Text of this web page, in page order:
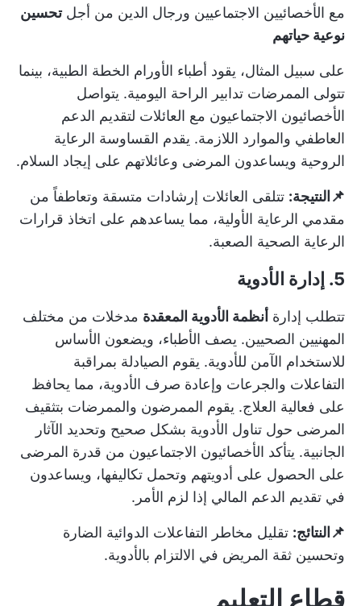
مع الأخصائيين الاجتماعيين ورجال الدين من أجلتحسين
نوعية حياتهم
على سبيل المثال، يقود أطباء الأورام الخطة الطبية، بينما
تتولى الممرضات تدابير الراحة اليومية. يتواصل
الأخصائيون الاجتماعيون مع العائلات لتقديم الدعم
العاطفي والموارد اللازمة. يقدم القساوسة الرعاية
الروحية ويساعدون المرضى وعائلاتهم على إيجاد السلام.
📌النتيجة: تتلقى العائلات إرشادات متسقة وتعاطفاً من
مقدمي الرعاية الأولية، مما يساعدهم على اتخاذ قرارات
الرعاية الصحية الصعبة.
5. إدارة الأدوية
تتطلب إدارة أنظمة الأدوية المعقدة مدخلات من مختلف
المهنيين الصحيين. يصف الأطباء، ويضعون الأساس
للاستخدام الآمن للأدوية. يقوم الصيادلة بمراقبة
التفاعلات والجرعات وإعادة صرف الأدوية، مما يحافظ
على فعالية العلاج. يقوم الممرضون والممرضات بتثقيف
المرضى حول تناول الأدوية بشكل صحيح وتحديد الآثار
الجانبية. يتأكد الأخصائيون الاجتماعيون من قدرة المرضى
على الحصول على أدويتهم وتحمل تكاليفها، ويساعدون
في تقديم الدعم المالي إذا لزم الأمر.
📌النتائج: تقليل مخاطر التفاعلات الدوائية الضارة
وتحسين ثقة المريض في الالتزام بالأدوية.
قطاع التعليم